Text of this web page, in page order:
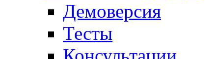
Демоверсия
Тесты